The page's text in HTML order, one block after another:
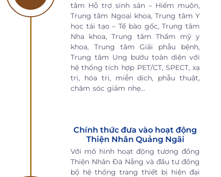
tâm Hỗ trợ sinh sản – Hiếm muộn,
Trung tâm Ngoại khoa, Trung tâm Y
học tái tạo – Tế bào gốc, Trung tâm
Nha khoa, Trung tâm Thẩm mỹ y
khoa, Trung tâm Giải phẫu bệnh,
Trung tâm Ung bướu toàn diện với
hệ thống tích hợp PET/CT, SPECT, xạ
trị, hóa trị, miễn dịch, phẫu thuật,
chăm sóc giảm nhẹ…
Chính thức đưa vào hoạt động
Thiện Nhân Quảng Ngãi
Với mô hình hoạt động tương đồng
Thiện Nhân Đà Nẵng và đầu tư đồng
bộ hệ thống trang thiết bị hiện đại